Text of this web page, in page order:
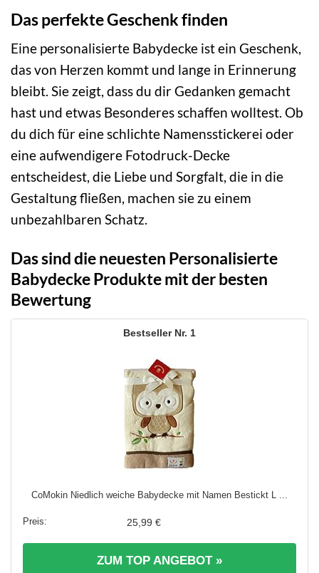
Das perfekte Geschenk finden
Eine personalisierte Babydecke ist ein Geschenk,
das von Herzen kommt und lange in Erinnerung
bleibt. Sie zeigt, dass du dir Gedanken gemacht
hast und etwas Besonderes schaffen wolltest. Ob
du dich für eine schlichte Namensstickerei oder
eine aufwendigere Fotodruck-Decke
entscheidest, die Liebe und Sorgfalt, die in die
Gestaltung fließen, machen sie zu einem
unbezahlbaren Schatz.
Das sind die neuesten Personalisierte
Babydecke Produkte mit der besten
Bewertung
1
CoMokin Niedlich weiche Babydecke mit Namen Bestickt L ...
25,99 €
ZUM TOP ANGEBOT »